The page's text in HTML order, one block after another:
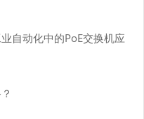
自动化中的PoE交换机应